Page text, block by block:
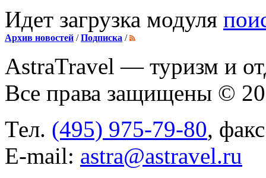
Идет загрузка модуля
Архив новостей /Подписка /
AstraTravel — туризм и
Все права защищены ©
Тел. (495) 975-79-80,
E-mail: astra@astravel.ru